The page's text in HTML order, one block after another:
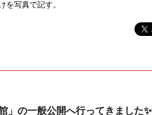
を写真で記す。
」の一般公開へ行ってきました✨